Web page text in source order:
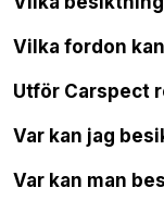
Vilka fordon
Utför Carspect
Var kan jag
Var kan man